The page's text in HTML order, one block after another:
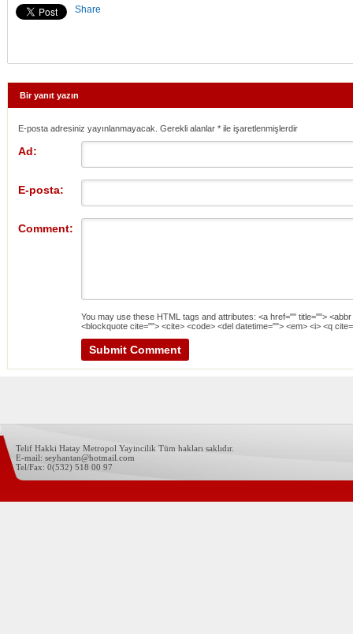
Share
Bir yanıt yazın
E-posta adresiniz yayınlanmayacak. Gerekli alanlar * ile işaretlenmişlerdir
Ad:
E-posta:
Comment:
You may use these HTML tags and attributes: <a href="" title="">
<blockquote cite=""> <cite> <code> <del datetime=""> <em> <i> <q
Telif Hakki Hatay Metropol Yayincilik Tüm hakları saklıdır.
E-mail: seyhantan@hotmail.com
Tel/Fax: 0(532) 518 00 97